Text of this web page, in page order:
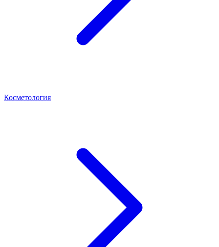
Косметология